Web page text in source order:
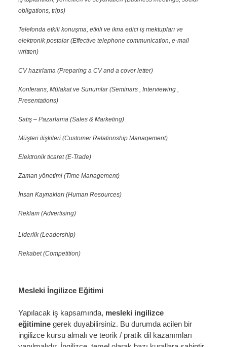
obligations, trips)
Telefonda etkili konuşma, etkili ve ikna edici iş mektupları ve
elektronik postalar (Effective telephone communication, e-mail
written)
CV hazırlama (Preparing a CV and a cover letter)
Konferans, Mülakat ve Sunumlar (Seminars , Interviewing ,
Presentations)
Satış – Pazarlama (Sales & Marketing)
Müşteri ilişkileri (Customer Relationship Management)
Elektronik ticaret (E-Trade)
Zaman yönetimi (Time Management)
İnsan Kaynakları (Human Resources)
Reklam (Advertising)
Liderlik (Leadership)
Rekabet (Competition)
Mesleki İngilizce Eğitimi
Yapılacak iş kapsamında, mesleki ingilizce
eğitimine gerek duyabilirsiniz. Bu durumda acilen bir
ingilizce kursu almalı ve teorik / pratik dil kazanımları